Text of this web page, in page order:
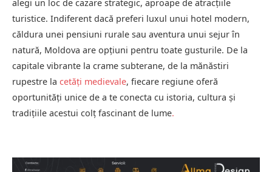
alegi un loc de cazare strategic, aproape de atracțiile
turistice. Indiferent dacă preferi luxul unui hotel modern,
căldura unei pensiuni rurale sau aventura unui sejur în
natură, Moldova are opțiuni pentru toate gusturile. De la
capitale vibrante la crame subterane, de la mănăstiri
rupestre la cetăți medievale, fiecare regiune oferă
oportunități unice de a te conecta cu istoria, cultura și
tradițiile acestui colț fascinant de lume.